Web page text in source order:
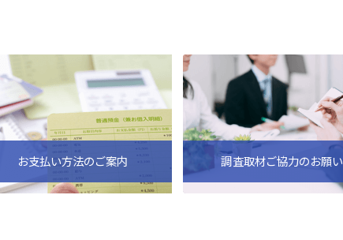
お支払い方法のご案内 調査取材ご協力のお願い